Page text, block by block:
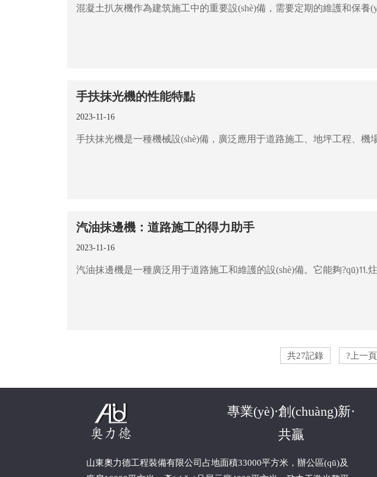
手扶抹光機的性能特點
2023-11-16
汽油抹邊機：道路施工的得力助手
2023-11-16
共27記錄 ?上一頁
專業(yè)·創(chuàng)新·
共贏
山東奧力德工程裝備有限公司占地面積33000平方米，辦公區(qū)及